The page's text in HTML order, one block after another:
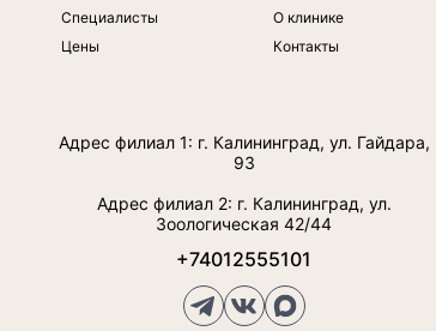
Специалисты
Цены
О клинике
Контакты
Адрес филиал 1: г. Калининград, ул. Гайдара,
93
Адрес филиал 2: г. Калининград, ул.
Зоологическая 42/44
+74012555101